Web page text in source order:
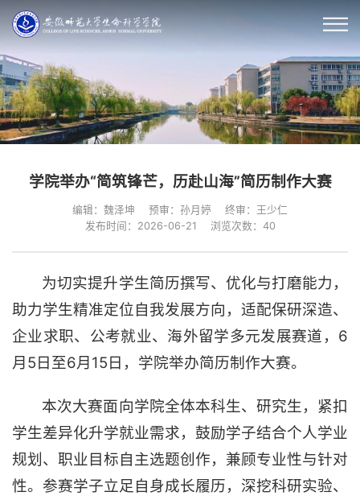
学院举办“简筑锋芒，历赴山海”简历制作大赛
编辑：魏泽坤 预审：孙月婷
终审：王少仁
发布时间：2026-06-21
浏览次数： 40
为切实提升学生简历撰写、优化与打磨能力，
助力学生精准定位自我发展方向，适配保研深造、
企业求职、公考就业、海外留学多元发展赛道，6
月5日至6月15日，学院举办简历制作大赛。
本次大赛面向学院全体本科生、研究生，紧扣
学生差异化升学就业需求，鼓励学子结合个人学业
规划、职业目标自主选题创作，兼顾专业性与针对
性。参赛学子立足自身成长履历，深挖科研实验、